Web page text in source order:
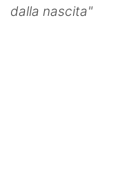
dalla nascita"